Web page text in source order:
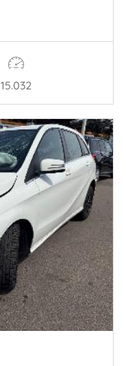
15.032